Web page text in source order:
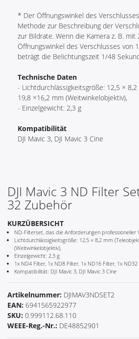
* Der Öffnungswinkel des
Methode zur Beschreibung der
zur Bildrate. Wenn die Kamera z. B.
Öffnungswinkel des Verschlusses von
beträgt die Belichtungszeit 1/48
Technische Daten
- Lichtdurchlässigkeitsgröße: 12,5 ×
19,8 ×16,2 mm (Weitwinkelobjektiv),
- Einzelgewicht: 2,3 g
Kompatibilität
DJI Mavic 3, DJI Mavic 3 Cine
DJI Mavic 3 ND Filter
32 Zubehör
KURZÜBERSICHT
ND-Filterset, das die Anforderungen professioneller
Lichtdurchlässigkeitsgröße: 12,5 × 8,2 mm
(Weitwinkelobjektiv),
Einzelgewicht: 2,3 g
1x ND4 Filter, 1x ND8 Filter, 1x ND16 Filter, 1x
Kompatibilität: DJI Mavic 3, DJI Mavic 3 Cine
Artikelnummer: DJIMAV3NDSET2
EAN: 6941565922977
SKU: 0.999112.68.110
WEEE-Reg.-Nr.: DE48852901